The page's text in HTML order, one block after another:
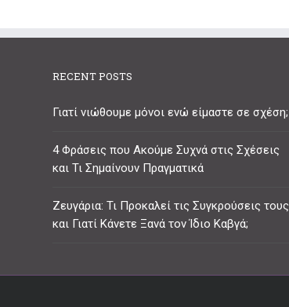
RECENT POSTS
Γιατί νιώθουμε μόνοι ενώ είμαστε σε σχέση;
4 Φράσεις που Ακούμε Συχνά στις Σχέσεις
και Τι Σημαίνουν Πραγματικά
Ζευγάρια: Τι Προκαλεί τις Συγκρούσεις τους
και Γιατί Κάνετε Ξανά τον Ίδιο Καβγά;